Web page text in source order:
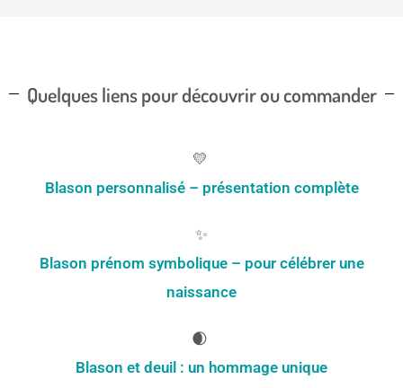
Quelques liens pour découvrir ou commander
💛
Blason personnalisé – présentation complète
✨
Blason prénom symbolique – pour célébrer une
naissance
🌒
Blason et deuil : un hommage unique